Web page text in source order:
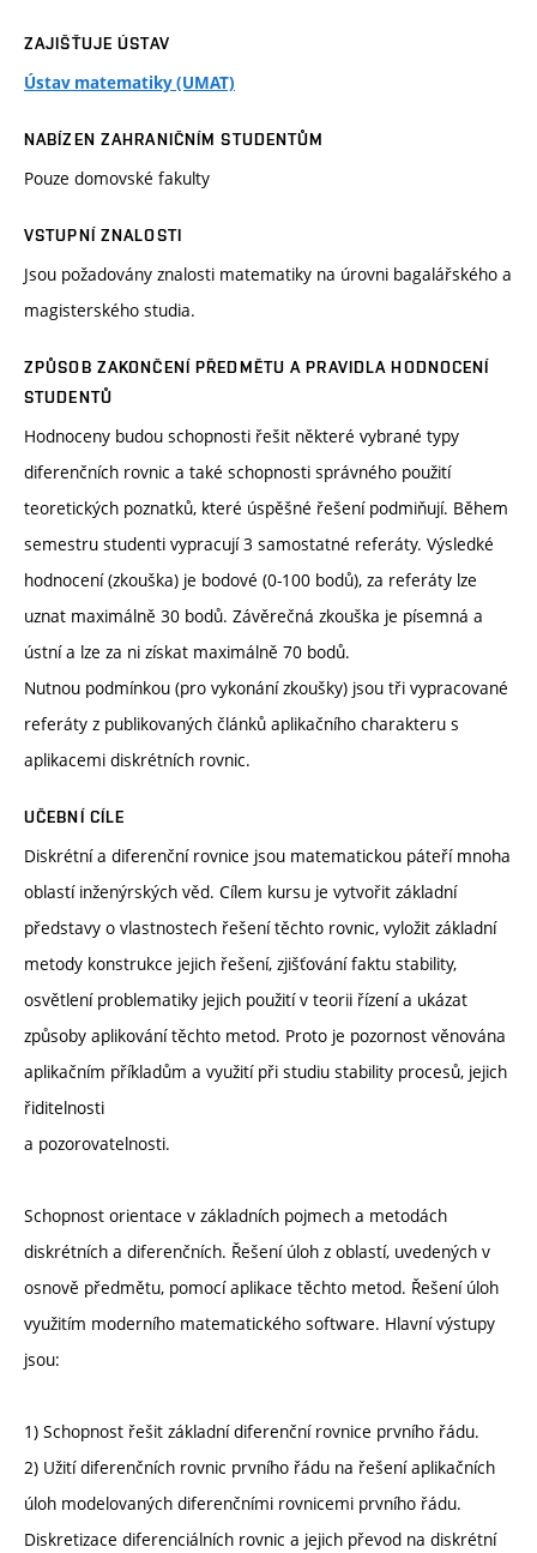
ZAJIŠŤUJE ÚSTAV
Ústav matematiky (UMAT)
NABÍZEN ZAHRANIČNÍM STUDENTŮM
Pouze domovské fakulty
VSTUPNÍ ZNALOSTI
Jsou požadovány znalosti matematiky na úrovni bagalářského a
magisterského studia.
ZPŮSOB ZAKONČENÍ PŘEDMĚTU A PRAVIDLA HODNOCENÍ
STUDENTŮ
Hodnoceny budou schopnosti řešit některé vybrané typy
diferenčních rovnic a také schopnosti správného použití
teoretických poznatků, které úspěšné řešení podmiňují. Během
semestru studenti vypracují 3 samostatné referáty. Výsledké
hodnocení (zkouška) je bodové (0-100 bodů), za referáty lze
uznat maximálně 30 bodů. Závěrečná zkouška je písemná a
ústní a lze za ni získat maximálně 70 bodů.
Nutnou podmínkou (pro vykonání zkoušky) jsou tři vypracované
referáty z publikovaných článků aplikačního charakteru s
aplikacemi diskrétních rovnic.
UČEBNÍ CÍLE
Diskrétní a diferenční rovnice jsou matematickou páteří mnoha
oblastí inženýrských věd. Cílem kursu je vytvořit základní
představy o vlastnostech řešení těchto rovnic, vyložit základní
metody konstrukce jejich řešení, zjišťování faktu stability,
osvětlení problematiky jejich použití v teorii řízení a ukázat
způsoby aplikování těchto metod. Proto je pozornost věnována
aplikačním příkladům a využití při studiu stability procesů, jejich
řiditelnosti
a pozorovatelnosti.
Schopnost orientace v základních pojmech a metodách
diskrétních a diferenčních. Řešení úloh z oblastí, uvedených v
osnově předmětu, pomocí aplikace těchto metod. Řešení úloh
využitím moderního matematického software. Hlavní výstupy
jsou:
1) Schopnost řešit základní diferenční rovnice prvního řádu.
2) Užití diferenčních rovnic prvního řádu na řešení aplikačních
úloh modelovaných diferenčními rovnicemi prvního řádu.
Diskretizace diferenciálních rovnic a jejich převod na diskrétní